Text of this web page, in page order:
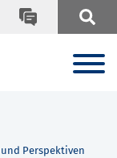
Perspektiven